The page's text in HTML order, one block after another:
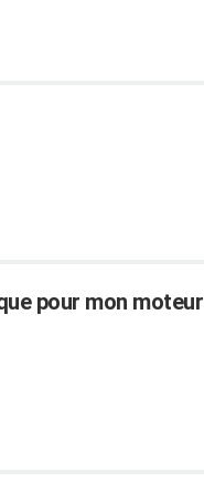
pour mon moteur